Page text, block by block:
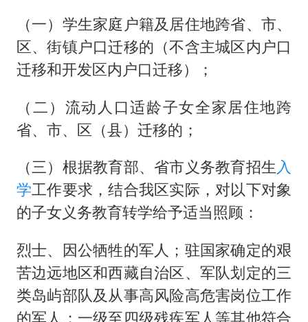
（一）学生家庭户籍及居住地跨省、市、
区、街镇户口迁移的（不含主城区内户口
迁移和开发区内户口迁移）；
（二）流动人口适龄子女全家居住地跨
省、市、区（县）迁移的；
（三）根据教育部、省市义务教育招生入
学工作要求，结合我区实际，对以下对象
的子女义务教育转学给予适当照顾：
烈士、因公牺牲的军人；驻国家确定的艰
苦边远地区和西藏自治区、军队划定的三
类岛屿部队及从事高风险高危害岗位工作
的军人；一级至四级残疾军人等其他符合